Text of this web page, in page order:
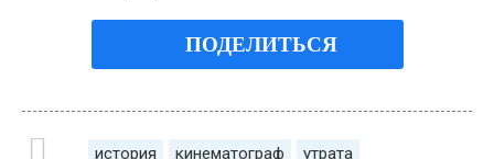
ПОДЕЛИТЬСЯ
история кинематограф утрата